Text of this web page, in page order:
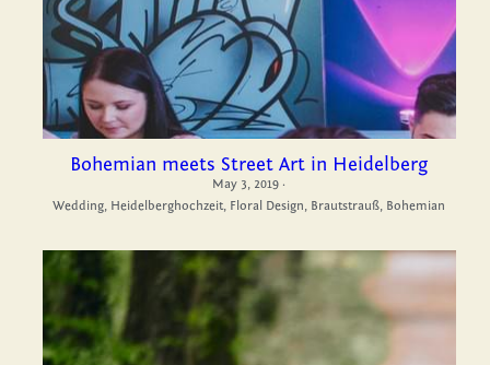
Bohemian meets Street Art in Heidelberg
May 3, 2019 ·
Wedding, Heidelberghochzeit, Floral Design, Brautstrauß, Bohemian